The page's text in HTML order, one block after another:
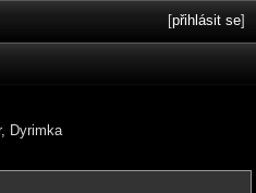
[přihlásit se]
Dyrimka